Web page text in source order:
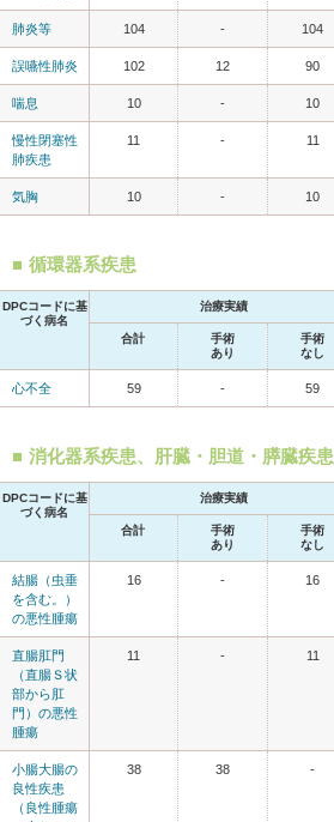
肺炎等 104 - 104
誤嚥性肺炎 102 12 90
喘息 10 - 10
慢性閉塞性
肺疾患
11 - 11
気胸 10 - 10
循環器系疾患
DPCコードに基
づく病名
治療実績
合計
手術
あり
手術
なし
心不全 59 - 59
消化器系疾患、肝臓・胆道・膵臓疾患
DPCコードに基
づく病名
治療実績
合計
手術
あり
手術
なし
結腸（虫垂
を含む。）
の悪性腫瘍
16 - 16
直腸肛門
（直腸Ｓ状
部から肛
門）の悪性
腫瘍
11 - 11
小腸大腸の
良性疾患
（良性腫瘍
38 38 -